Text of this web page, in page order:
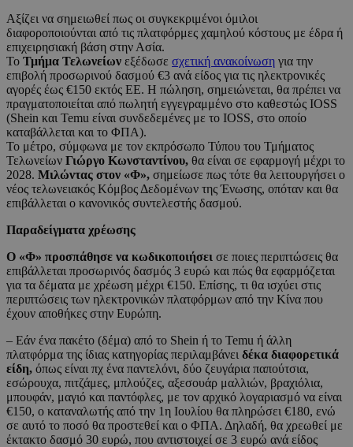
Αξίζει να σημειωθεί πως οι συγκεκριμένοι όμιλοι
διαφοροποιούνται από τις πλατφόρμες χαμηλού κόστους με έδρα ή
επιχειρησιακή βάση στην Ασία.
Το Τμήμα Τελωνείων εξέδωσε σχετική ανακοίνωση για την
επιβολή προσωρινού δασμού €3 ανά είδος για τις ηλεκτρονικές
αγορές έως €150 εκτός ΕΕ. Η πώληση, σημειώνεται, θα πρέπει να
πραγματοποιείται από πωλητή εγγεγραμμένο στο καθεστώς IOSS
(Shein και Temu είναι συνδεδεμένες με το IOSS, στο οποίο
καταβάλλεται και το ΦΠΑ).
Το μέτρο, σύμφωνα με τον εκπρόσωπο Τύπου του Τμήματος
Τελωνείων Γιώργο Κωνσταντίνου, θα είναι σε εφαρμογή μέχρι το
2028. Μιλώντας στον «Φ», σημείωσε πως τότε θα λειτουργήσει ο
νέος τελωνειακός Κόμβος Δεδομένων της Ένωσης, οπόταν και θα
επιβάλλεται ο κανονικός συντελεστής δασμού.
Παραδείγματα χρέωσης
Ο «Φ» προσπάθησε να κωδικοποιήσει σε ποιες περιπτώσεις θα
επιβάλλεται προσωρινός δασμός 3 ευρώ και πώς θα εφαρμόζεται
για τα δέματα με χρέωση μέχρι €150. Επίσης, τι θα ισχύει στις
περιπτώσεις των ηλεκτρονικών πλατφόρμων από την Κίνα που
έχουν αποθήκες στην Ευρώπη.
– Εάν ένα πακέτο (δέμα) από το Shein ή το Temu ή άλλη
πλατφόρμα της ίδιας κατηγορίας περιλαμβάνει δέκα διαφορετικά
είδη, όπως είναι πχ ένα παντελόνι, δύο ζευγάρια παπούτσια,
εσώρουχα, πιτζάμες, μπλούζες, αξεσουάρ μαλλιών, βραχιόλια,
μπουφάν, μαγιό και παντόφλες, με τον αρχικό λογαριασμό να είναι
€150, ο καταναλωτής από την 1η Ιουλίου θα πληρώσει €180, ενώ
σε αυτό το ποσό θα προστεθεί και ο ΦΠΑ. Δηλαδή, θα χρεωθεί με
έκτακτο δασμό 30 ευρώ, που αντιστοιχεί σε 3 ευρώ ανά είδος